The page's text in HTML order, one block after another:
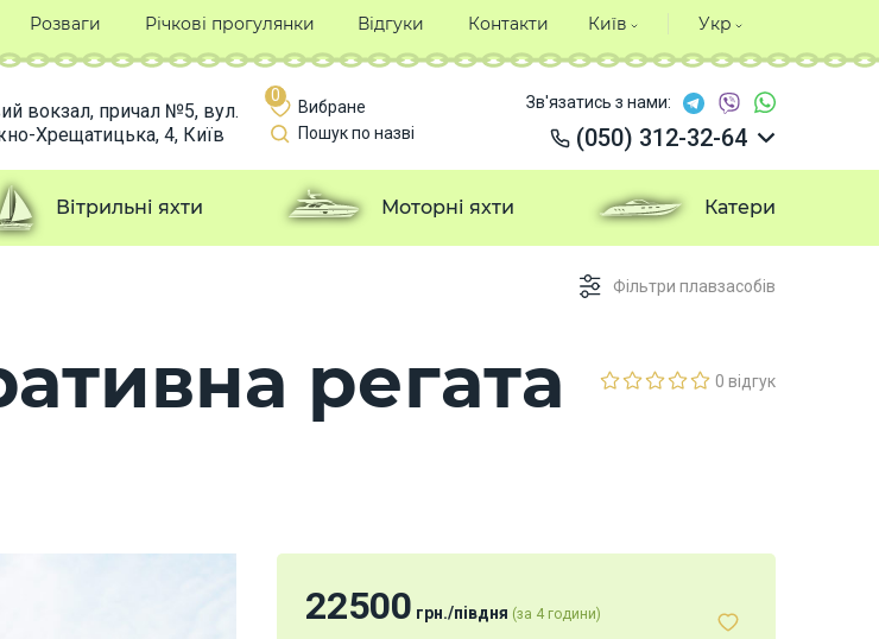
Фільтри плавзасобів
0 відгук
регата
22500 грн./півдня (за 4 години)
Розваги Річкові прогулянки Відгуки Контакти Київ Укр
вокзал, причал №5, вул.
Хрещатицька, 4, Київ
0
Вибране
Пошук по назві
Зв'язатись з нами:
(050) 312-32-64
(050) 312-32-64
(050) 312-32-64
(050) 312-32-64
Вітрильні яхти Моторні яхти Катери